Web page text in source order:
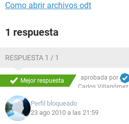
Como abrir archivos odt
1 respuesta
RESPUESTA 1 / 1
Mejor respuesta
aprobada por
Carlos Villagómez
Perfil bloqueado
23 ago 2010 a las 21:59